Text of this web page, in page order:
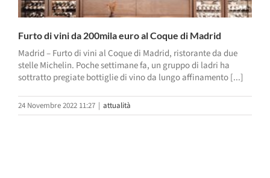
Furto di vini da 200mila euro al Coque di Madrid
Madrid – Furto di vini al Coque di Madrid, ristorante da due
stelle Michelin. Poche settimane fa, un gruppo di ladri ha
sottratto pregiate bottiglie di vino da lungo affinamento [...]
24 Novembre 2022 11:27 | attualità